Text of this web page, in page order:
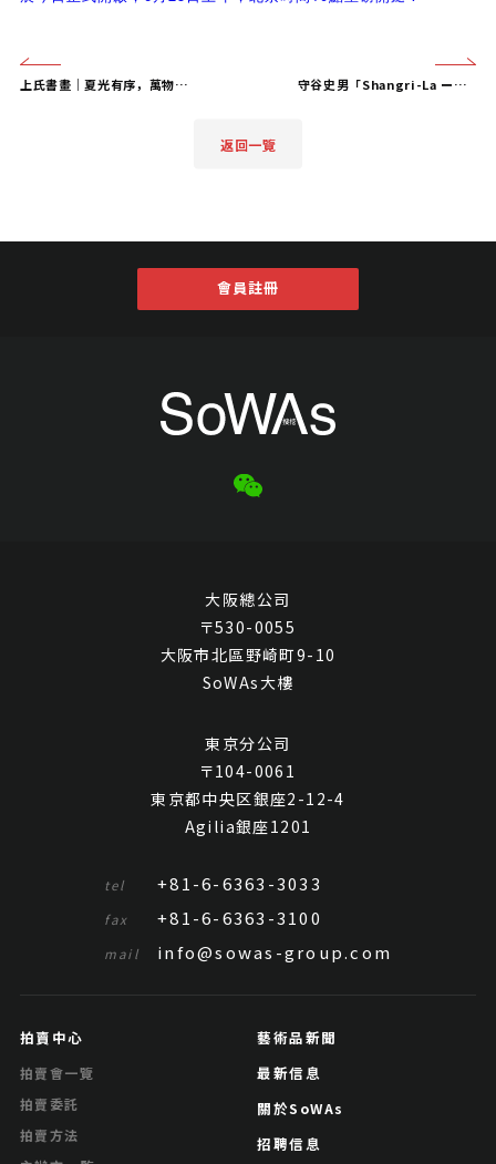
上氏書畫｜夏光有序，萬物可珍——上氏連線Jo's Online 6月網拍書畫精品概覽 守谷史男「Shangri-La ー理想郷を求めてー」個展於7月15日-8月30日在大阪一音当代美術館「ICHION CONTEMPORARY」隆重開幕
返回一覽
會員註冊
大阪總公司
〒530-0055
大阪市北區野崎町9-10
SoWAs大樓
東京分公司
〒104-0061
東京都中央区銀座2-12-4
Agilia銀座1201
tel +81-6-6363-3033
fax +81-6-6363-3100
mail info@sowas-group.com
拍賣中心
拍賣會一覽
拍賣委託
拍賣方法
藝術品新聞
最新信息
關於SoWAs
招聘信息